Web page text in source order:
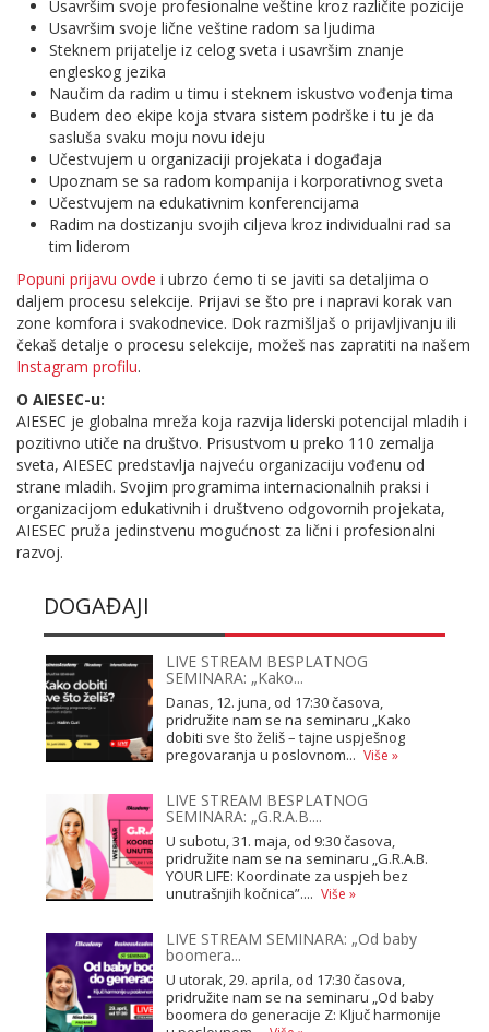
Usavršim svoje profesionalne veštine kroz različite pozicije
Usavršim svoje lične veštine radom sa ljudima
Steknem prijatelje iz celog sveta i usavršim znanje
engleskog jezika
Naučim da radim u timu i steknem iskustvo vođenja tima
Budem deo ekipe koja stvara sistem podrške i tu je da
sasluša svaku moju novu ideju
Učestvujem u organizaciji projekata i događaja
Upoznam se sa radom kompanija i korporativnog sveta
Učestvujem na edukativnim konferencijama
Radim na dostizanju svojih ciljeva kroz individualni rad sa
tim liderom
Popuni prijavu ovde i ubrzo ćemo ti se javiti sa detaljima o
daljem procesu selekcije. Prijavi se što pre i napravi korak van
zone komfora i svakodnevice. Dok razmišljaš o prijavljivanju ili
čekaš detalje o procesu selekcije, možeš nas zapratiti na našem
Instagram profilu.
O AIESEC-u:
AIESEC je globalna mreža koja razvija liderski potencijal mladih i
pozitivno utiče na društvo. Prisustvom u preko 110 zemalja
sveta, AIESEC predstavlja najveću organizaciju vođenu od
strane mladih. Svojim programima internacionalnih praksi i
organizacijom edukativnih i društveno odgovornih projekata,
AIESEC pruža jedinstvenu mogućnost za lični i profesionalni
razvoj.
DOGAĐAJI
LIVE STREAM BESPLATNOG
SEMINARA: „Kako...
Danas, 12. juna, od 17:30 časova,
pridružite nam se na seminaru „Kako
dobiti sve što želiš – tajne uspješnog
pregovaranja u poslovnom... Više »
LIVE STREAM BESPLATNOG
SEMINARA: „G.R.A.B....
U subotu, 31. maja, od 9:30 časova,
pridružite nam se na seminaru „G.R.A.B.
YOUR LIFE: Koordinate za uspjeh bez
unutrašnjih kočnica”.... Više »
LIVE STREAM SEMINARA: „Od baby
boomera...
U utorak, 29. aprila, od 17:30 časova,
pridružite nam se na seminaru „Od baby
boomera do generacije Z: Ključ harmonije